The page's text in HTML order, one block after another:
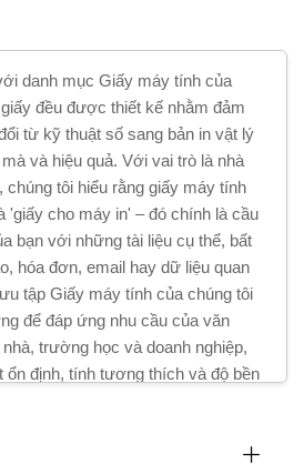
danh mục Giấy máy tính của
đều được thiết kế nhằm đảm
từ kỹ thuật số sang bản in vật lý
và hiệu quả. Với vai trò là nhà
chúng tôi hiểu rằng giấy máy tính
'giấy cho máy in' – đó chính là cầu
bạn với những tài liệu cụ thể, bất
hóa đơn, email hay dữ liệu quan
tập Giấy máy tính của chúng tôi
để đáp ứng nhu cầu của văn
trường học và doanh nghiệp,
ổn định, tính tương thích và độ bền
từng tờ và các tùy chọn